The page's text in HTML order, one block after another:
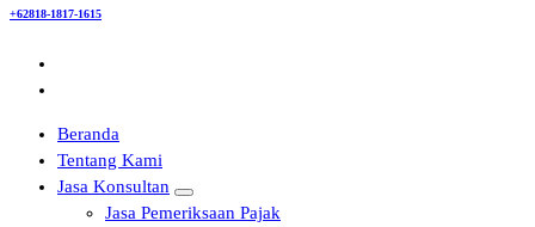
+62818-1817-1615
Beranda
Tentang Kami
Jasa Konsultan
Jasa Pemeriksaan Pajak